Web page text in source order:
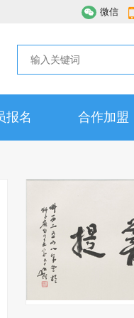
微信
报名 合作加盟